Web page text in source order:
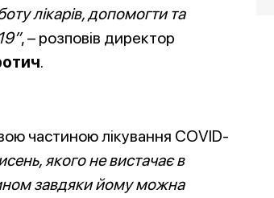
лікарів, допомогти та
, – розповів директор
.
частиною лікування COVID-
якого не вистачає в
завдяки йому можна